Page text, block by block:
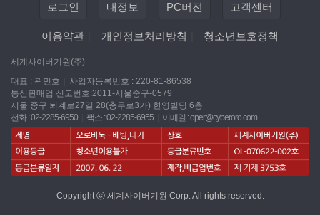
로그인 내정보 PC버전 고객센터
이용약관 개인정보처리방침 청소년보호정책
세계사이버기원(주)
대표 : 곽민호
사업자등록번호 : 220-81-86538
통신판매업 신고번호:2011-서울중구-0579
서울 중구 퇴계로27길 28(충무로3가) 한영빌딩 6층
전화 : 02-2285-6950
팩스 : 02-2285-6955 이메일 :oper@cyberoro.com
Copyright ⓒ 세계사이버기원 Corp. All rights reserved.